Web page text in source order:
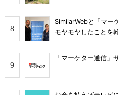
SimilarWebと「マー
モヤモヤしたことを
「マーケター通信」